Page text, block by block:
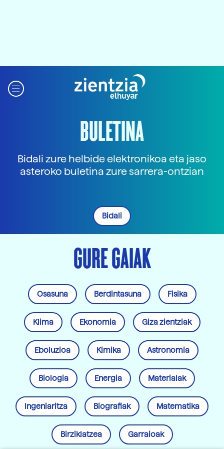
BULETINA
Bidali zure helbide elektronikoa eta jaso
asteroko buletina zure sarrera-ontzian
Bidali
GURE GAIAK
Osasuna Berdintasuna Fisika
Klima Ekonomia Giza zientziak
Eboluzioa Kimika Astronomia
Biologia Energia Materialak
Ingeniaritza Biografiak Matematika
Birziklatzea Garraioak